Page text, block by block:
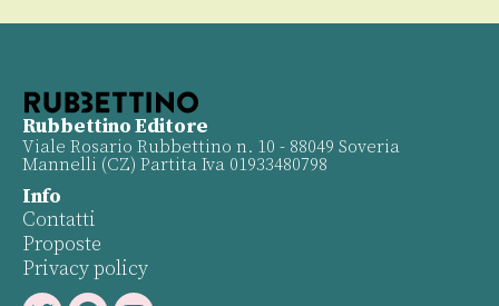
Rubbettino Editore
Viale Rosario Rubbettino n. 10 - 88049 Soveria
Mannelli (CZ) Partita Iva 01933480798
Info
Contatti
Proposte
Privacy policy